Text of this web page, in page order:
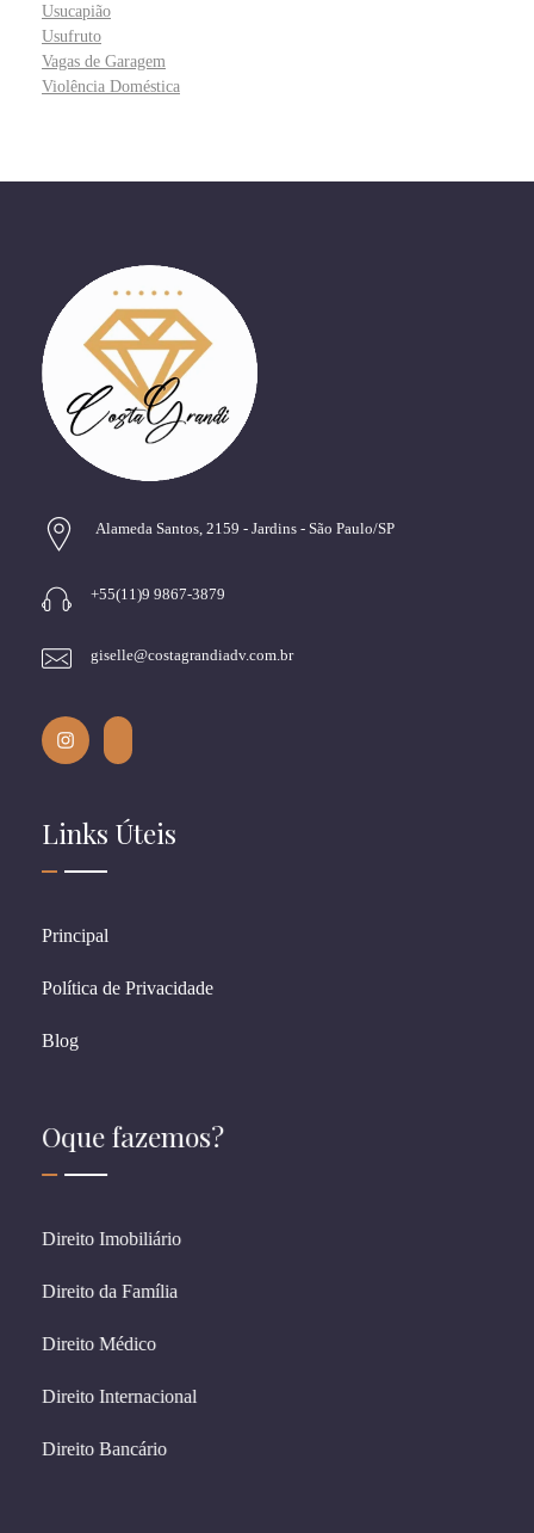
Usucapião
Usufruto
Vagas de Garagem
Violência Doméstica
Alameda Santos, 2159 - Jardins - São Paulo/SP
+55(11)9 9867-3879
giselle@costagrandiadv.com.br
Links Úteis
Principal
Política de Privacidade
Blog
Oque fazemos?
Direito Imobiliário
Direito da Família
Direito Médico
Direito Internacional
Direito Bancário